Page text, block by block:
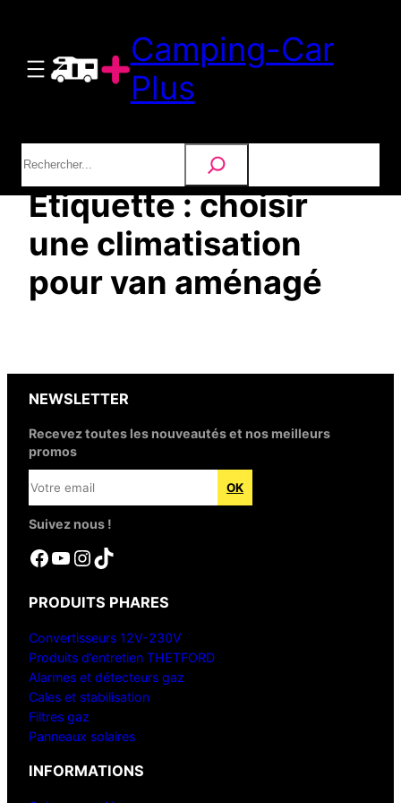
contenu
Camping-Car
Plus
Étiquette :choisir
une climatisation
pour van aménagé
NEWSLETTER
Recevez toutes les nouveautés et nos meilleurs
promos
Suivez nous !
Facebook YouTube InstagramTikTok
PRODUITS PHARES
Convertisseurs 12V-230V
Produits d’entretien THETFORD
Alarmes et détecteurs gaz
Cales et stabilisation
Filtres gaz
Panneaux solaires
INFORMATIONS